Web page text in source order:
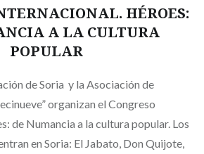
HÉROES:
A LA CULTURA
POPULAR
de Soria y la Asociación de
organizan el Congreso
de Numancia a la cultura popular. Los
en Soria: El Jabato, Don Quijote,